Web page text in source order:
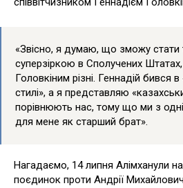
«Звісно, я думаю, що зможу
суперзіркою в Сполучених
Головкіним різні. Геннадій бився
стилі», а я представляю
порівнюють нас, тому що ми з
для мене як старший брат».
Нагадаємо, 14 липня Алімханули
поєдинок проти Андрії